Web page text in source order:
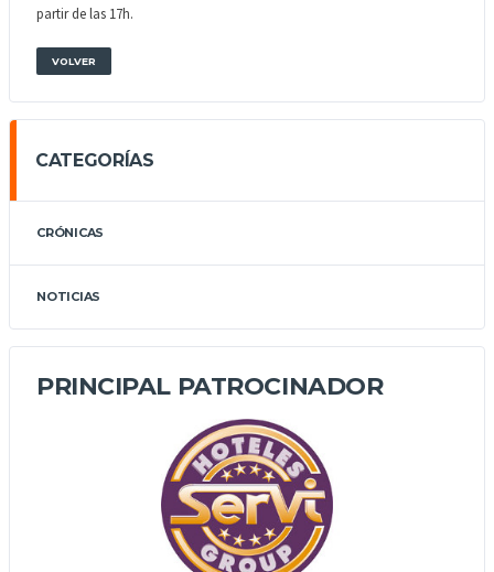
partir de las 17h.
VOLVER
CATEGORÍAS
CRÓNICAS
NOTICIAS
PRINCIPAL PATROCINADOR